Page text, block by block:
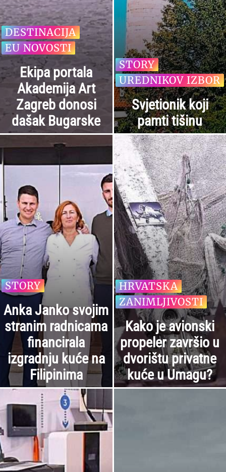
DESTINACIJA
EU NOVOSTI
Ekipa portala
Akademija Art
Zagreb donosi
dašak Bugarske
STORY
UREDNIKOV IZBOR
Svjetionik koji
pamti tišinu
STORY
Anka Janko svojim
stranim radnicama
financirala
izgradnju kuće na
Filipinima
HRVATSKA
ZANIMLJIVOSTI
Kako je avionski
propeler završio u
dvorištu privatne
kuće u Umagu?